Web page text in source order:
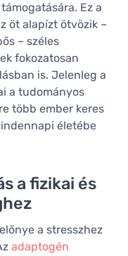
támogatására. Ez a
öt alapízt ötvözik –
– széles
fokozatosan
is. Jelenleg a
a tudományos
több ember keres
életébe
a fizikai és
a stresszhez
adaptogén